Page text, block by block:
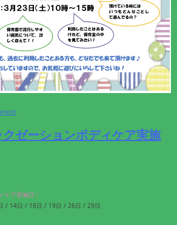
ゼーションボディケア実施
ケア実施日 :
/ 14日 / 18日 / 19日 / 26日 / 29日